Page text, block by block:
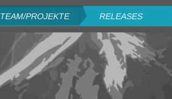
TEAM/PROJEKTE RELEASES